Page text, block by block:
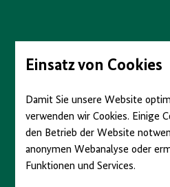
Seiteninhalt
springenEinsatz von Cookies
Damit Sie unsere Website
verwenden wir Cookies. Einige
den Betrieb der Website
anonymen Webanalyse oder
Funktionen und Services.